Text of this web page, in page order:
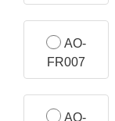
AO-
FR007
AO-